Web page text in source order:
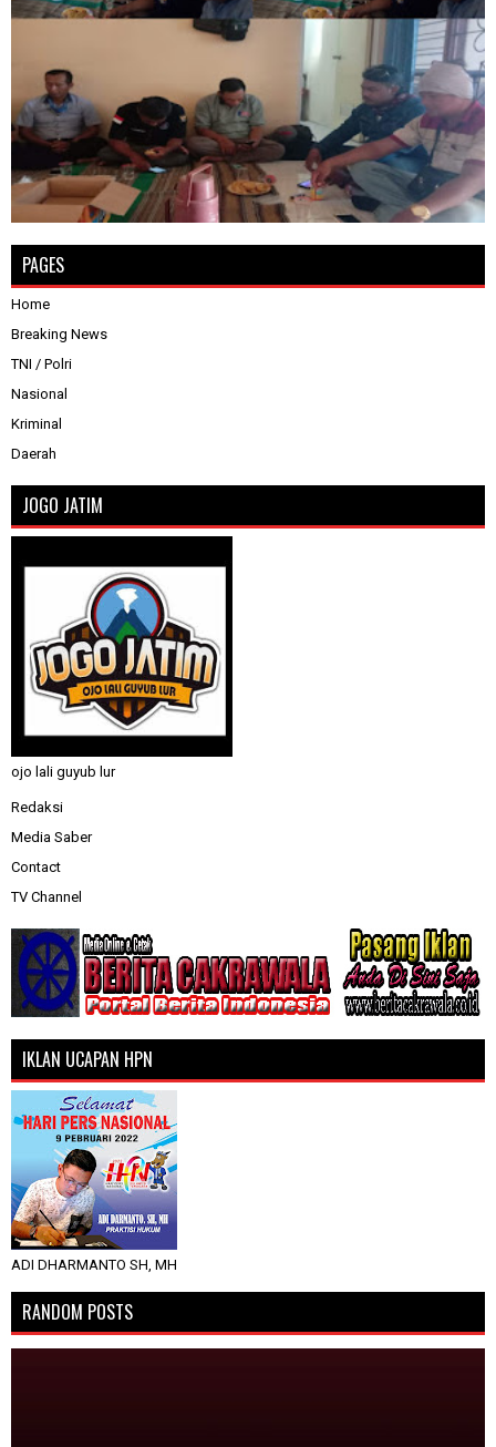
PAGES
Home
Breaking News
TNI / Polri
Nasional
Kriminal
Daerah
JOGO JATIM
ojo lali guyub lur
Redaksi
Media Saber
Contact
TV Channel
IKLAN UCAPAN HPN
ADI DHARMANTO SH, MH
RANDOM POSTS